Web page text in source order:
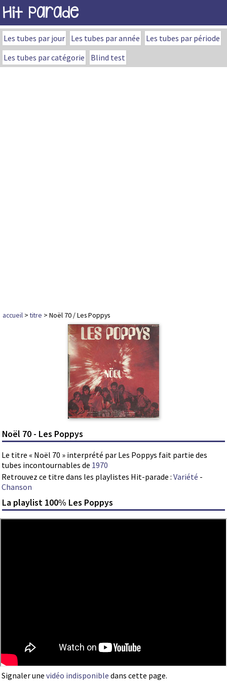
Hit Parade
Les tubes par jour Les tubes par année
Les tubes par période
Les tubes par catégorie
Blind test
accueil >titre > Noël 70 / Les Poppys
Noël 70 - Les Poppys
Le titre « Noël 70 » interprété par Les Poppys fait partie des
tubes incontournables de 1970
Retrouvez ce titre dans les playlistes Hit-parade : Variété -
Chanson
La playlist 100% Les Poppys
Signaler une vidéo indisponible dans cette page.